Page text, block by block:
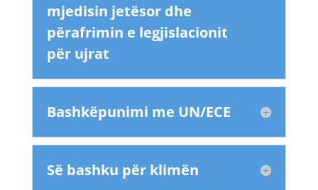
mjedisin jetësor dhe
përafrimin e legjislacionit
për ujrat
Bashkëpunimi me UN/ECE
Së bashku për klimën